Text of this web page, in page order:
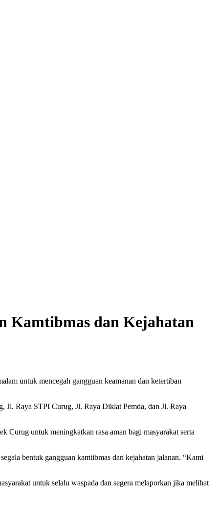
Kamtibmas dan Kejahatan
untuk mencegah gangguan keamanan dan ketertiban
Jl. Raya STPI Curug, Jl. Raya Diklat Pemda, dan Jl. Raya
Curug untuk meningkatkan rasa aman bagi masyarakat serta
bentuk gangguan kamtibmas dan kejahatan jalanan. “Kami
untuk selalu waspada dan segera melaporkan jika melihat